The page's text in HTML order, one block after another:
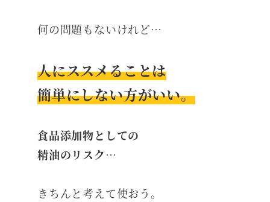
何の問題もないけれど…
人にススメることは
簡単にしない方がいい。
食品添加物としての
精油のリスク…
きちんと考えて使おう。